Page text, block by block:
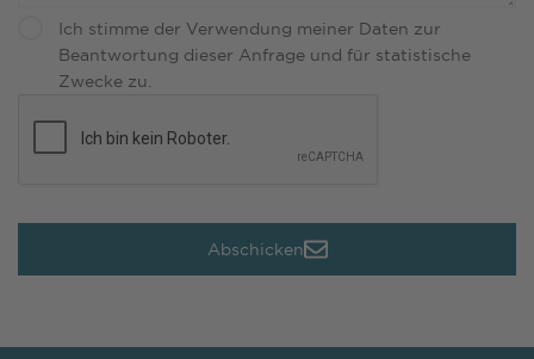
Ich stimme der Verwendung meiner Daten zur
Beantwortung dieser Anfrage und für statistische
Zwecke zu.
Abschicken